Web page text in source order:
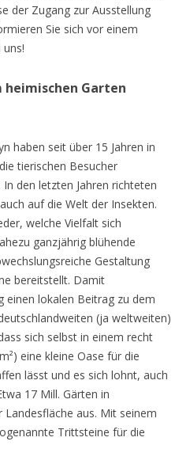
der Zugang zur Ausstellung
Sie sich vor einem
Garten
haben seit über 15 Jahren in
tierischen Besucher
den letzten Jahren richteten
auf die Welt der Insekten.
welche Vielfalt sich
ganzjährig blühende
Gestaltung
bereitstellt. Damit
einen lokalen Beitrag zu dem
(ja weltweiten)
sich selbst in einem recht
eine kleine Oase für die
lässt und es sich lohnt, auch
17 Mill. Gärten in
aus. Mit seinem
Trittsteine für die